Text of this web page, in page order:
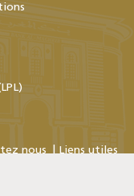
nous Liens utiles